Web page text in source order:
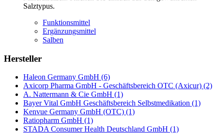
Salztypus.
Funktionsmittel
Ergänzungsmittel
Salben
Hersteller
Haleon Germany GmbH (6)
Axicorp Pharma GmbH - Geschäftsbereich OTC (Axicur) (2)
A. Nattermann & Cie GmbH (1)
Bayer Vital GmbH Geschäftsbereich Selbstmedikation (1)
Kenvue Germany GmbH (OTC) (1)
Ratiopharm GmbH (1)
STADA Consumer Health Deutschland GmbH (1)